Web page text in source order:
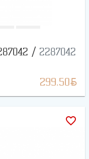
/ 2287042
299.50BYN
favorite_border